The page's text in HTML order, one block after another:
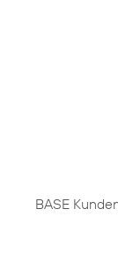
BASE